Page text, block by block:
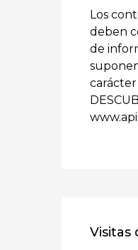
Los
deben
de
Visitas